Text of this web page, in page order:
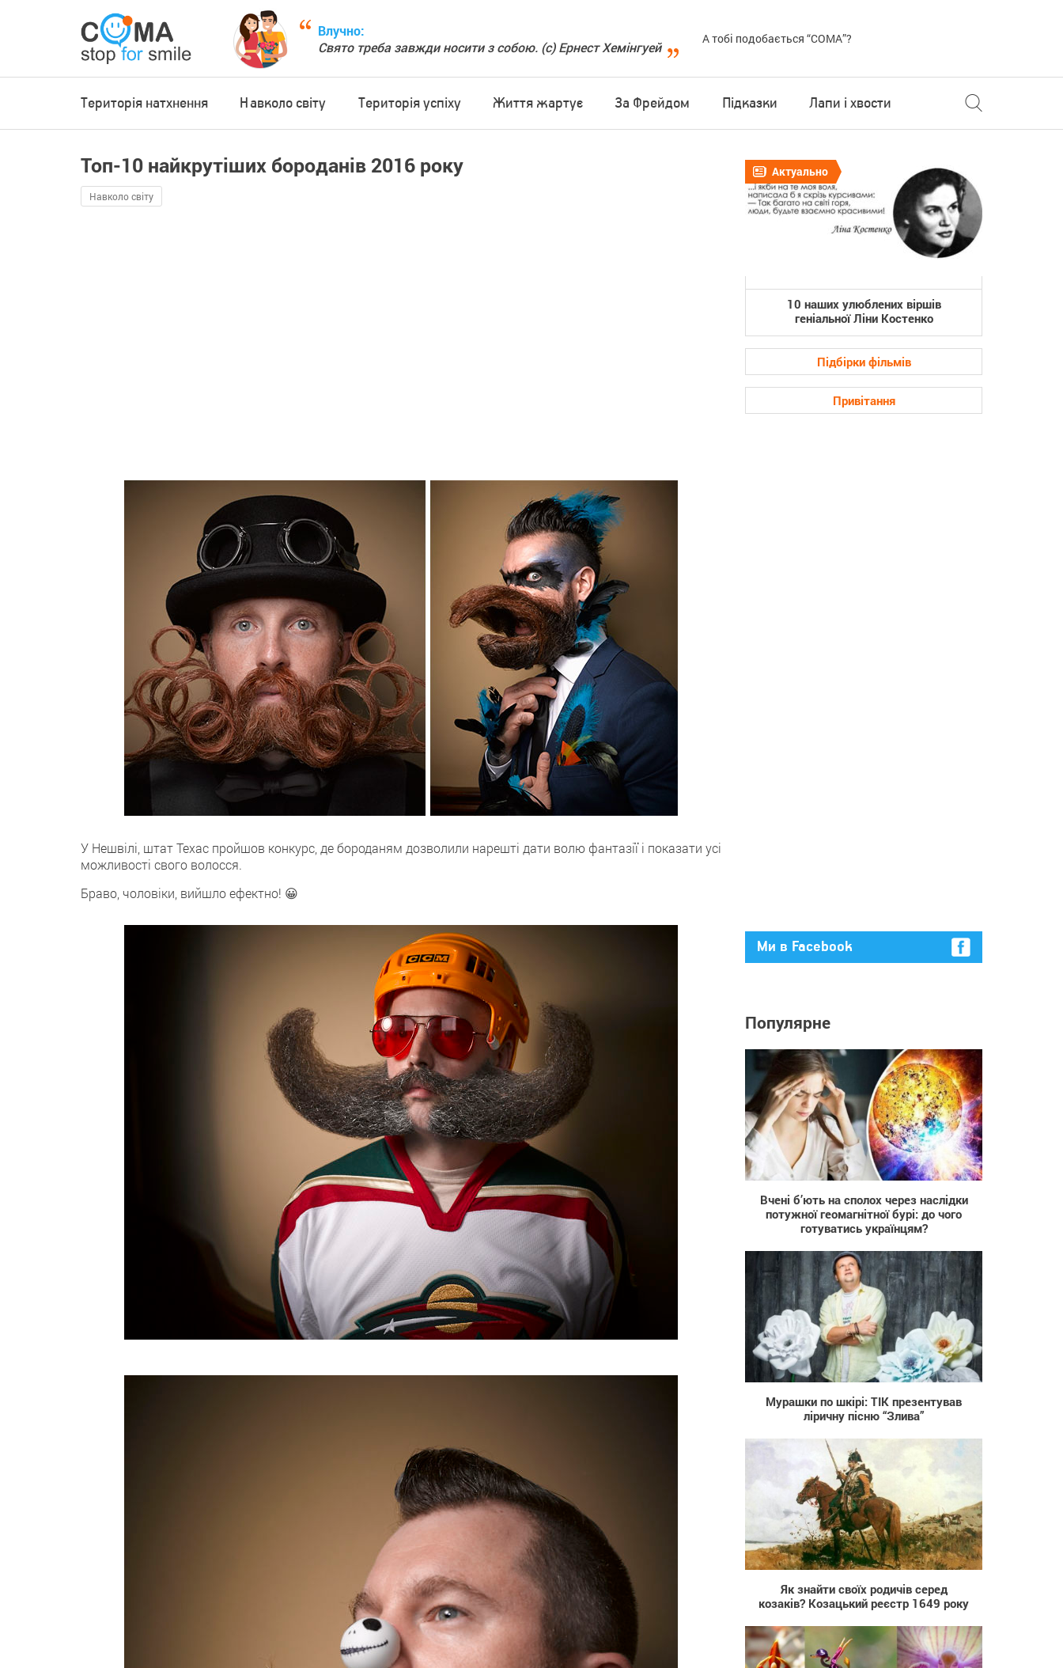
Влучно:
Свято треба завжди носити з собою. (с) Ернест Хемінгуей
А тобі подобається “COMA”?
Територія натхнення Навколо світу Територія успіху Життя жартує За Фрейдом Підказки Лапи і хвости
Топ-10 найкрутіших бороданів 2016 року
Навколо світу
У Нешвілі, штат Техас пройшов конкурс, де бороданям дозволили нарешті дати волю фантазії і показати усі
можливості свого волосся.
Браво, чоловіки, вийшло ефектно! 😀
Актуально
10 наших улюблених віршів
геніальної Ліни Костенко
Підбірки фільмів
Привітання
Ми в Facebook
Популярне
111
Вчені б’ють на сполох через наслідки
потужної геомагнітної бурі: до чого
готуватись українцям?
846
Мурашки по шкірі: ТІК презентував
ліричну пісню “Злива”
4 722
Як знайти своїх родичів серед
козаків? Козацький реєстр 1649 року